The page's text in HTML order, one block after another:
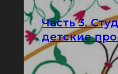
Часть 3.
детские